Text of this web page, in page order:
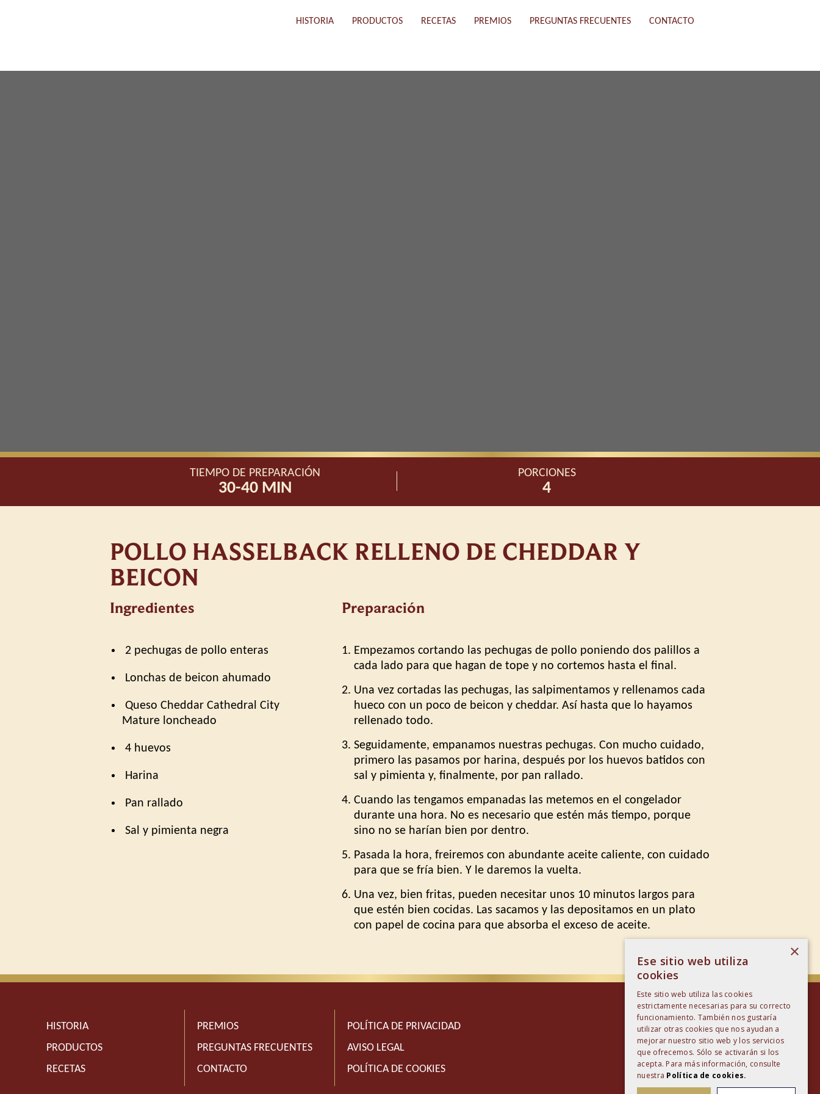
HISTORIA PRODUCTOS RECETAS PREMIOS PREGUNTAS FRECUENTES CONTACTO
TIEMPO DE PREPARACIÓN
30-40 MIN
PORCIONES
4
POLLO HASSELBACK RELLENO DE CHEDDAR Y
BEICON
Ingredientes
️ 2 pechugas de pollo enteras
️ Lonchas de beicon ahumado
️ Queso Cheddar Cathedral City
Mature loncheado
️ 4 huevos
️ Harina
️ Pan rallado
️ Sal y pimienta negra
Preparación
Empezamos cortando las pechugas de pollo poniendo dos palillos a
cada lado para que hagan de tope y no cortemos hasta el final.
Una vez cortadas las pechugas, las salpimentamos y rellenamos cada
hueco con un poco de beicon y cheddar. Así hasta que lo hayamos
rellenado todo.
Seguidamente, empanamos nuestras pechugas. Con mucho cuidado,
primero las pasamos por harina, después por los huevos batidos con
sal y pimienta y, finalmente, por pan rallado.
Cuando las tengamos empanadas las metemos en el congelador
durante una hora. No es necesario que estén más tiempo, porque
sino no se harían bien por dentro.
Pasada la hora, freiremos con abundante aceite caliente, con cuidado
para que se fría bien. Y le daremos la vuelta.
Una vez, bien fritas, pueden necesitar unos 10 minutos largos para
que estén bien cocidas. Las sacamos y las depositamos en un plato
con papel de cocina para que absorba el exceso de aceite.
HISTORIA
PRODUCTOS
RECETAS
PREMIOS
PREGUNTAS FRECUENTES
CONTACTO
POLÍTICA DE PRIVACIDAD
AVISO LEGAL
POLÍTICA DE COOKIES
×
Ese sitio web utiliza
cookies
Este sitio web utiliza las cookies
estrictamente necesarias para su correcto
funcionamiento. También nos gustaría
utilizar otras cookies que nos ayudan a
mejorar nuestro sitio web y los servicios
que ofrecemos. Sólo se activarán si los
acepta. Para más información, consulte
nuestra Política de cookies.